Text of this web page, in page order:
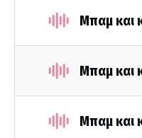
Μπαμ και
Μπαμ και
Μπαμ και